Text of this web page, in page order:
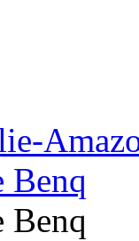
Benq
Benq